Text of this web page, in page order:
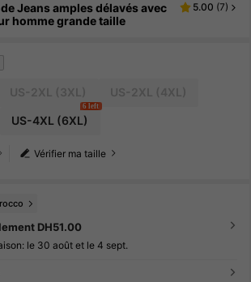
Jeans amples délavés avec
homme grande taille
5.00 (7)
US-4XL (6XL)
6 left
Vérifier ma taille
DH51.00
le 30 août et le 4 sept.